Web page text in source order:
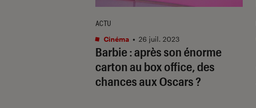
Barbie: après son énorme
carton au box office, des
chances aux Oscars ?
ACTU
Cinéma • 26 juil. 2023